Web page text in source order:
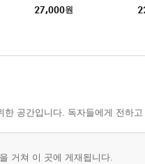
27,000원
한 공간입니다. 독자들에게 전하
거쳐 이 곳에 게재됩니다.